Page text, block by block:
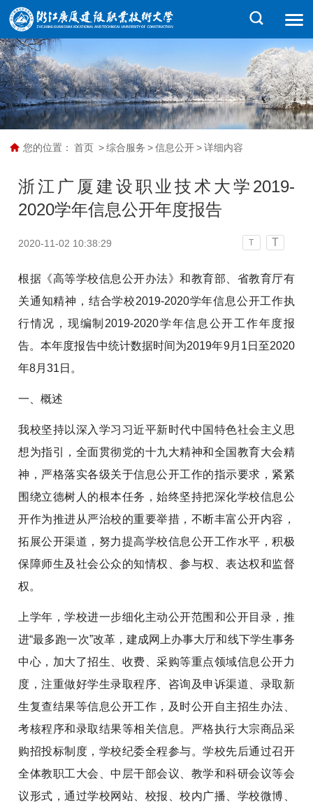
您的位置： 首页 > 综合服务 > 信息公开 > 详细内容
浙江广厦建设职业技术大学2019-
2020学年信息公开年度报告
2020-11-02 10:38:29 T T
根据《高等学校信息公开办法》和教育部、省教育厅有
关通知精神，结合学校2019-2020学年信息公开工作执
行情况，现编制2019-2020学年信息公开工作年度报
告。本年度报告中统计数据时间为2019年9月1日至2020
年8月31日。
一、概述
我校坚持以深入学习习近平新时代中国特色社会主义思
想为指引，全面贯彻党的十九大精神和全国教育大会精
神，严格落实各级关于信息公开工作的指示要求，紧紧
围绕立德树人的根本任务，始终坚持把深化学校信息公
开作为推进从严治校的重要举措，不断丰富公开内容，
拓展公开渠道，努力提高学校信息公开工作水平，积极
保障师生及社会公众的知情权、参与权、表达权和监督
权。
上学年，学校进一步细化主动公开范围和公开目录，推
进“最多跑一次”改革，建成网上办事大厅和线下学生事务
中心，加大了招生、收费、采购等重点领域信息公开力
度，注重做好学生录取程序、咨询及申诉渠道、录取新
生复查结果等信息公开工作，及时公开自主招生办法、
考核程序和录取结果等相关信息。严格执行大宗商品采
购招投标制度，学校纪委全程参与。学校先后通过召开
全体教职工大会、中层干部会议、教学和科研会议等会
议形式，通过学校网站、校报、校内广播、学校微博、